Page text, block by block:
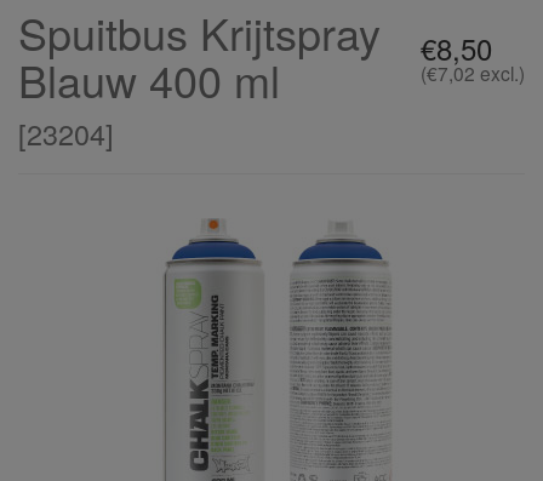
€8,50
(€7,02 excl.)
Spuitbus Krijtspray
Blauw 400 ml
[23204]